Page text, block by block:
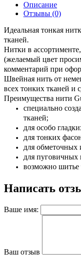
Описание
Отзывы (0)
Идеальная тонкая
тканей.
Нитки в
(желаемый цвет
комментарий при
Швейная нить от
всех тонких тканей и
Преимущества нити
специально
тканей;
для особо
для тонких
для обметочных
для пуговичных
возможно
Написать
Ваше имя:
Ваш отзыв